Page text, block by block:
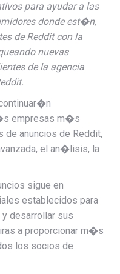
para ayudar a las
donde est�n,
de Reddit con la
nuevas
de la agencia
empresas m�s
de anuncios de Reddit,
el an�lisis, la
sigue en
establecidos para
y desarrollar sus
a proporcionar m�s
los socios de